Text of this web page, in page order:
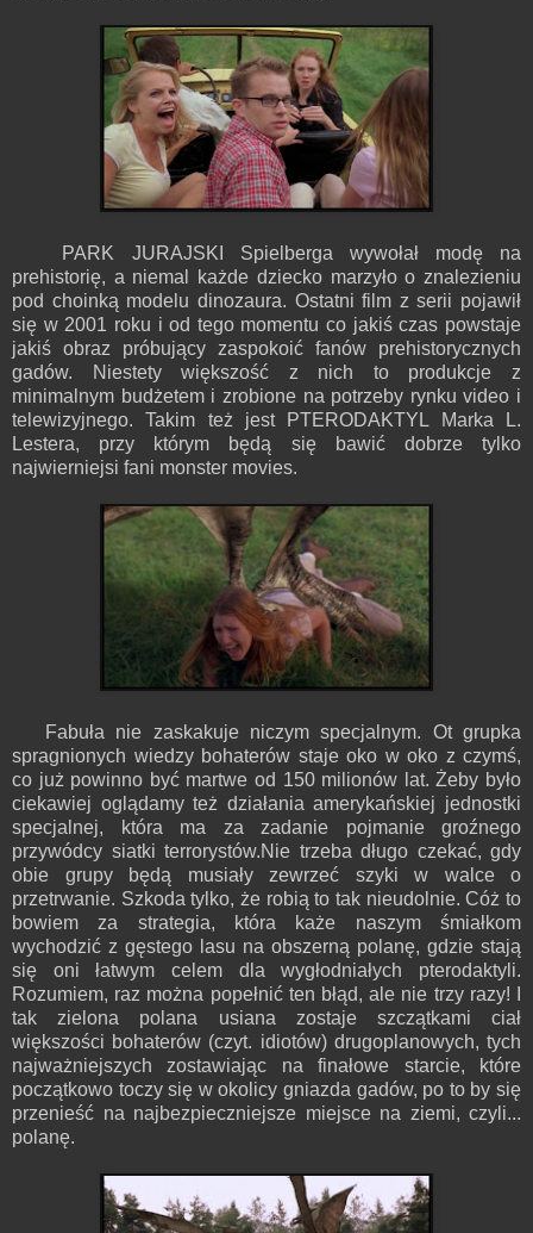
PARK JURAJSKI Spielberga wywołał modę na
prehistorię, a niemal każde dziecko marzyło o znalezieniu
pod choinką modelu dinozaura. Ostatni film z serii pojawił
się w 2001 roku i od tego momentu co jakiś czas powstaje
jakiś obraz próbujący zaspokoić fanów prehistorycznych
gadów. Niestety większość z nich to produkcje z
minimalnym budżetem i zrobione na potrzeby rynku video i
telewizyjnego. Takim też jest PTERODAKTYL Marka L.
Lestera, przy którym będą się bawić dobrze tylko
najwierniejsi fani monster movies.
Fabuła nie zaskakuje niczym specjalnym. Ot grupka
spragnionych wiedzy bohaterów staje oko w oko z czymś,
co już powinno być martwe od 150 milionów lat. Żeby było
ciekawiej oglądamy też działania amerykańskiej jednostki
specjalnej, która ma za zadanie pojmanie groźnego
przywódcy siatki terrorystów.Nie trzeba długo czekać, gdy
obie grupy będą musiały zewrzeć szyki w walce o
przetrwanie. Szkoda tylko, że robią to tak nieudolnie. Cóż to
bowiem za strategia, która każe naszym śmiałkom
wychodzić z gęstego lasu na obszerną polanę, gdzie stają
się oni łatwym celem dla wygłodniałych pterodaktyli.
Rozumiem, raz można popełnić ten błąd, ale nie trzy razy! I
tak zielona polana usiana zostaje szczątkami ciał
większości bohaterów (czyt. idiotów) drugoplanowych, tych
najważniejszych zostawiając na finałowe starcie, które
początkowo toczy się w okolicy gniazda gadów, po to by się
przenieść na najbezpieczniejsze miejsce na ziemi, czyli...
polanę.